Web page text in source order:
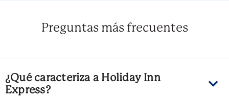
Preguntas más frecuentes
¿Qué caracteriza a Holiday Inn
Express?